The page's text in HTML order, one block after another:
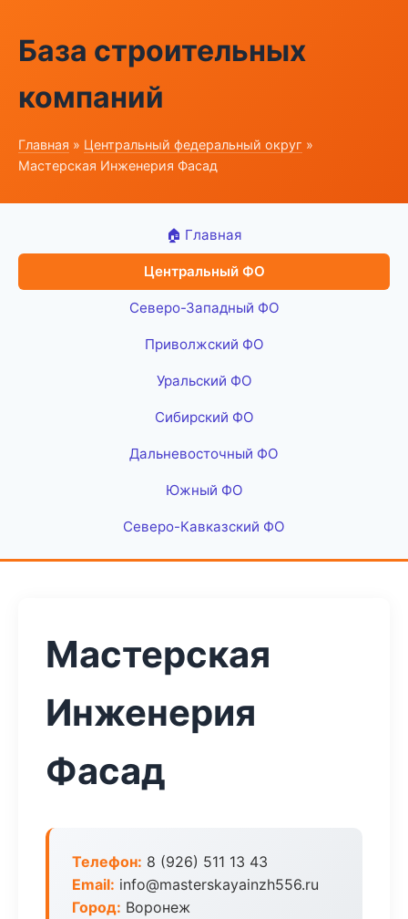
База строительных
компаний
Главная » Центральный федеральный округ »
Мастерская Инженерия Фасад
🏠 Главная
Центральный ФО
Северо-Западный ФО
Приволжский ФО
Уральский ФО
Сибирский ФО
Дальневосточный ФО
Южный ФО
Северо-Кавказский ФО
Мастерская
Инженерия
Фасад
Телефон: 8 (926) 511 13 43
Email: info@masterskayainzh556.ru
Город: Воронеж